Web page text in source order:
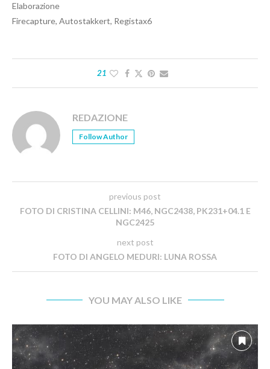
Elaborazione
Firecapture, Autostakkert, Registax6
21
REDAZIONE
Follow Author
previous post
FOTO DI CRISTINA CELLINI: M46, NGC2438, PK231+04.1 E
NGC2425
next post
FOTO DI ANGELO MEDURI: LUNA ROSSA
YOU MAY ALSO LIKE